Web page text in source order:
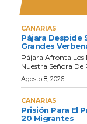
CANARIAS
Pájara Despide
Grandes
Pájara Afronta Los
Nuestra Señora De
Agosto 8, 2026
CANARIAS
Prisión Para El
20 Migrantes